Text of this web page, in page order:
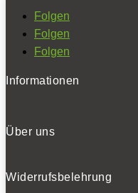
Folgen
Folgen
Folgen
Informationen
Über uns
Widerrufsbelehrung